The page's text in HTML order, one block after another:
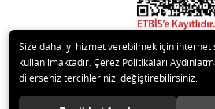
© 2020 Kare Yapı Elemanları San. Tic.
Size daha iyi hizmet verebilmek için
kullanılmaktadır. Çerez Politikaları
dilerseniz tercihlerinizi değiştirebilirsiniz.